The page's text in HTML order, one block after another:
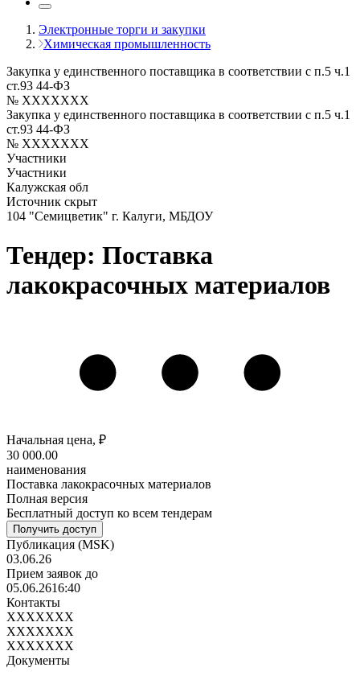
Электронные торги и закупки
Химическая промышленность
Закупка у единственного поставщика в соответствии с п.5 ч.1
ст.93 44-ФЗ
№ XXXXXXX
Закупка у единственного поставщика в соответствии с п.5 ч.1
ст.93 44-ФЗ
№ XXXXXXX
Участники
Участники
Калужская обл
Источник скрыт
104 "Семицветик" г. Калуги, МБДОУ
Тендер: Поставка
лакокрасочных материалов
Начальная цена, ₽
30 000.00
наименования
Поставка лакокрасочных материалов
Полная версия
Бесплатный доступ ко всем тендерам
Получить доступ
Публикация (MSK)
03.06.26
Прием заявок до
05.06.2616:40
Контакты
XXXXXXX
XXXXXXX
XXXXXXX
Документы